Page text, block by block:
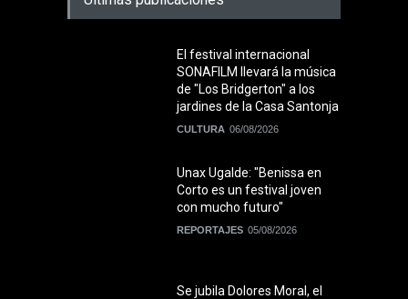
El festival internacional
SONAFILM llevará la música
de "Los Bridgerton" a los
jardines de la Casa Santonja
CULTURA 06/08/2026
Unax Ugalde: "Benissa en
Corto es un festival joven
con mucho futuro"
REPORTAJES 05/08/2026
Se jubila Dolores Moral, el